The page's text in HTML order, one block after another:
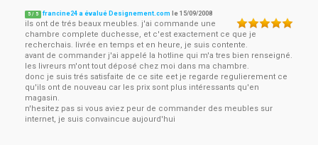
5 / 5 francine24 a évalué Designement.com le15/09/2008
ils ont de trés beaux meubles. j'ai commande une
chambre complete duchesse, et c'est exactement ce que je
recherchais. livrée en temps et en heure, je suis contente.
avant de commander j'ai appelé la hotline qui m'a tres bien renseigné.
les livreurs m'ont tout déposé chez moi dans ma chambre.
donc je suis trés satisfaite de ce site eet je regarde regulierement ce
qu'ils ont de nouveau car les prix sont plus intéressants qu'en
magasin.
n'hesitez pas si vous aviez peur de commander des meubles sur
internet, je suis convaincue aujourd'hui